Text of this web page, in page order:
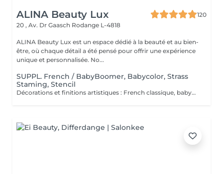
ALINA Beauty Lux
120
20 , Av. Dr Gaasch Rodange L-4818
ALINA Beauty Lux est un espace dédié à la beauté et au bien-
être, où chaque détail a été pensé pour offrir une expérience
unique et personnalisée. No...
SUPPL. French / BabyBoomer, Babycolor, Strass
Staming, Stencil
Décorations et finitions artistiques : French classique, babyboomer, dégradés de couleur, strass, effets chrome, stamping ou stencil. Ces prestations sont des suppléments optionnels, à ajouter au moment de la prise de rendez-vous ou directement au salon selon le choix final de la cliente. Le tarif peut varier selon la complexité du design ou le nombre d'ongles décorés.